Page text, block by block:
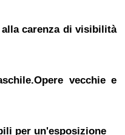
carenza di visibilità
vecchie e
per un'esposizione